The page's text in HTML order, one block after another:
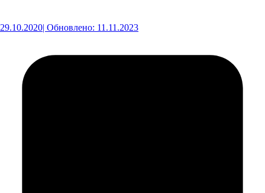
29.10.2020| Обновлено: 11.11.2023